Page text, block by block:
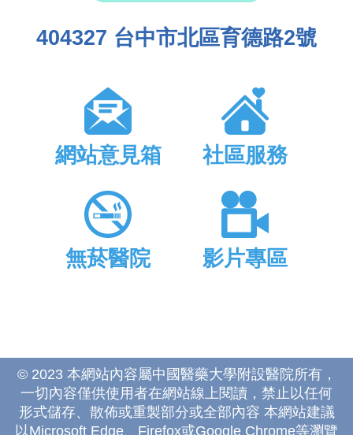
404327 台中市北區育德路2號
網站意見箱 社區服務
無菸醫院 影片專區
© 2023 本網站內容屬中國醫藥大學附設醫院所有，
一切內容僅供使用者在網站線上閱讀，禁止以任何
形式儲存、散佈或重製部分或全部內容 本網站建議
以Microsoft Edge、Firefox或Google Chrome等瀏覽